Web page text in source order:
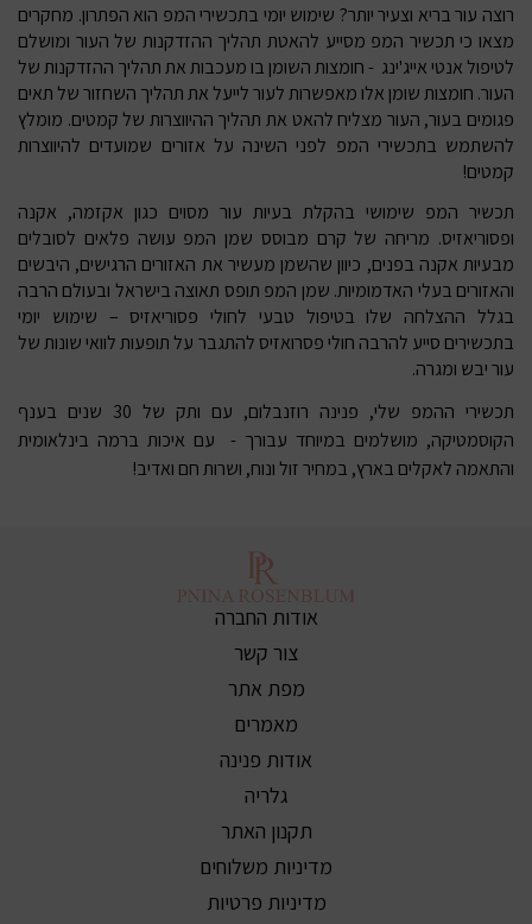
רוצה עור בריא וצעיר יותר? שימוש יומי בתכשירי המפ הוא הפתרון. מחקרים
מצאו כי תכשיר המפ מסייע להאטת תהליך ההזדקנות של העור ומושלם
לטיפול אנטי אייג'ינג - חומצות השומן בו מעכבות את תהליך ההזדקנות של
העור. חומצות שומן אלו מאפשרות לעור לייעל את תהליך השחזור של תאים
פגומים בעור, העור מצליח להאט את תהליך ההיווצרות של קמטים. מומלץ
להשתמש בתכשירי המפ לפני השינה על אזורים שמועדים להיווצרות
קמטים!
תכשיר המפ שימושי בהקלת בעיות עור מסוים כגון אקזמה, אקנה
ופסוריאזיס. מריחה של קרם מבוסס שמן המפ עושה פלאים לסובלים
מבעיות אקנה בפנים, כיוון שהשמן מעשיר את האזורים הרגישים, היבשים
והאזורים בעלי האדמומיות. שמן המפ תופס תאוצה בישראל ובעולם הרבה
בגלל ההצלחה שלו בטיפול טבעי לחולי פסוריאזיס – שימוש יומי
בתכשירים סייע להרבה חולי פסרואזיס להתגבר על תופעות לוואי שונות של
עור יבש ומגרה.
תכשירי ההמפ שלי, פנינה רוזנבלום
, עם ותק של 30 שנים בענף
הקוסמטיקה, מושלמים במיוחד עבורך - עם איכות ברמה בינלאומית
והתאמה לאקלים בארץ, במחיר זול ונוח, ושרות חם ואדיב!
אודות החברה
צור קשר
מפת אתר
מאמרים
אודות פנינה
גלריה
תקנון האתר
מדיניות משלוחים
מדיניות פרטיות